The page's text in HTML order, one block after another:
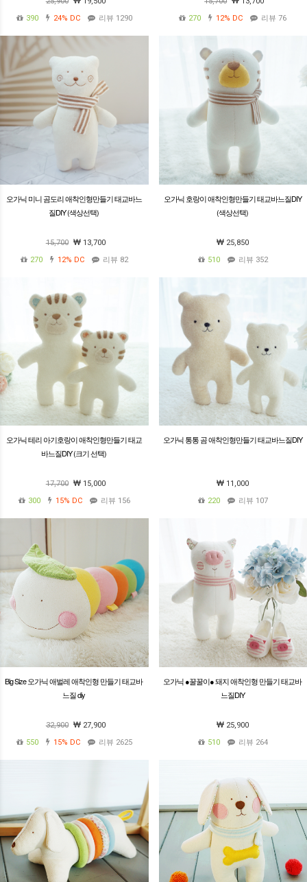
390
24% DC 리뷰 1290
270
12% DC 리뷰 76
오가닉 미니 곰도리 애착인형만들기 태교바느
질DIY (색상선택)
15,700
13,700
270
12% DC 리뷰 82
오가닉 호랑이 애착인형만들기 태교바느질DIY
(색상선택)
25,850
510
리뷰 352
오가닉 테리 아기호랑이 애착인형만들기 태교
바느질DIY (크기 선택)
17,700
15,000
300
15% DC 리뷰 156
오가닉 통통 곰 애착인형만들기 태교바느질DIY
11,000
220
리뷰 107
Big Size 오가닉 애벌레 애착인형 만들기 태교바
느질 diy
32,900
27,900
550
15% DC 리뷰 2625
오가닉 ●꿀꿀이● 돼지 애착인형 만들기 태교바
느질DIY
25,900
510
리뷰 264